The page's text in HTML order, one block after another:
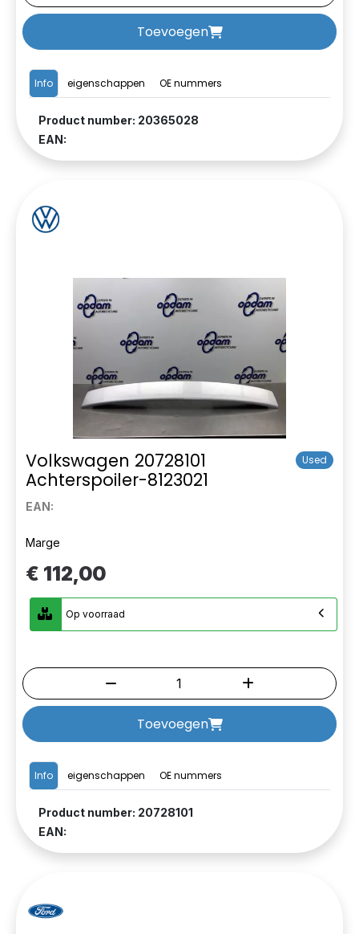
Info eigenschappen OE nummers
Product number: 20365028
EAN:
Toevoegen
Volkswagen 20728101
Achterspoiler-8123021
Used
EAN:
Info eigenschappen OE nummers
Product number: 20728101
EAN:
Marge
€ 112,00
Op voorraad
Toevoegen